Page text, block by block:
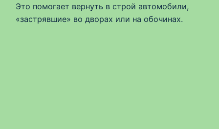
Это помогает вернуть в строй автомобили,
«застрявшие» во дворах или на обочинах.